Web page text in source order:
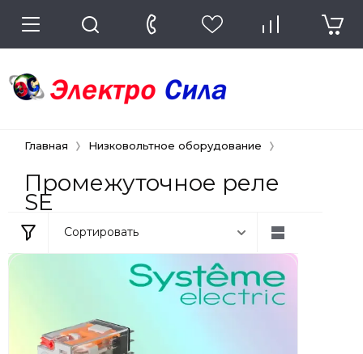
Главная Низковольтное оборудование
Промежуточное реле
SE
Сортировать